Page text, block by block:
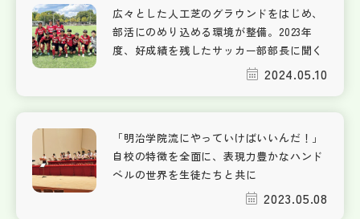
広々とした人工芝のグラウンドをはじめ、
部活にのめり込める環境が整備。2023年
度、好成績を残したサッカー部部長に聞く
2024.05.10
「明治学院流にやっていけばいいんだ！」
自校の特徴を全面に、表現力豊かなハンド
ベルの世界を生徒たちと共に
2023.05.08